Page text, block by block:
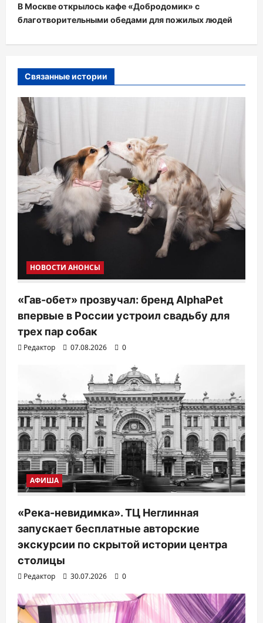
г
а
ц
я
п
о
з
а
п
и
с
В Москве открылось кафе «Добродомик» с
благотворительными обедами для пожилых людей
Связанные истории
НОВОСТИ АНОНСЫ
«Гав-обет» прозвучал: бренд AlphaPet
впервые в России устроил свадьбу для
трех пар собак
Редактор 07.08.2026 0
АФИША
«Река-невидимка». ТЦ Неглинная
запускает бесплатные авторские
экскурсии по скрытой истории центра
столицы
Редактор 30.07.2026 0